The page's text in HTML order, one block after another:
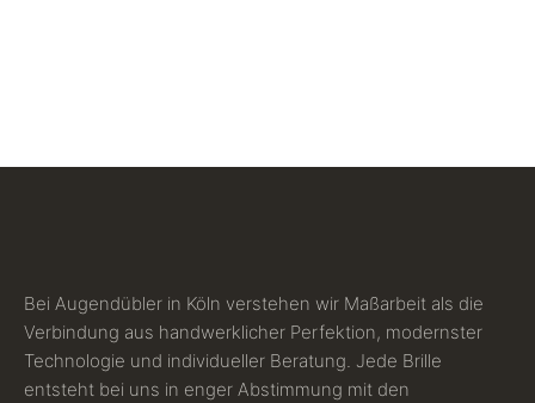
Bei Augendübler in Köln verstehen wir Maßarbeit als die
Verbindung aus handwerklicher Perfektion, modernster
Technologie und individueller Beratung. Jede Brille
entsteht bei uns in enger Abstimmung mit den